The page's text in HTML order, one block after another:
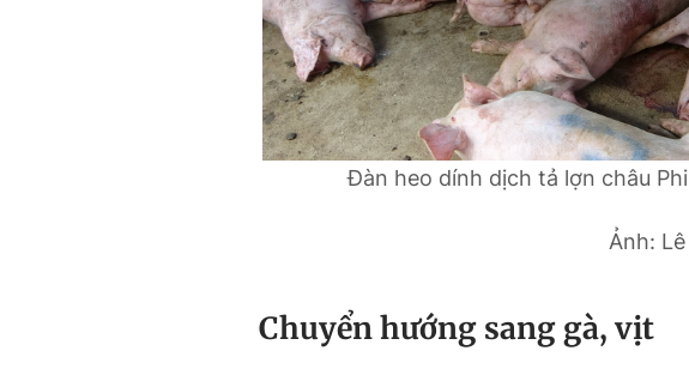
Đàn heo dính dịch tả lợn châu
Ảnh:
Chuyển hướng sang gà, vịt